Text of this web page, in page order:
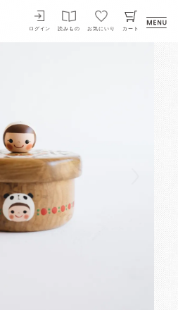
ログイン 読みもの お気にいり カート